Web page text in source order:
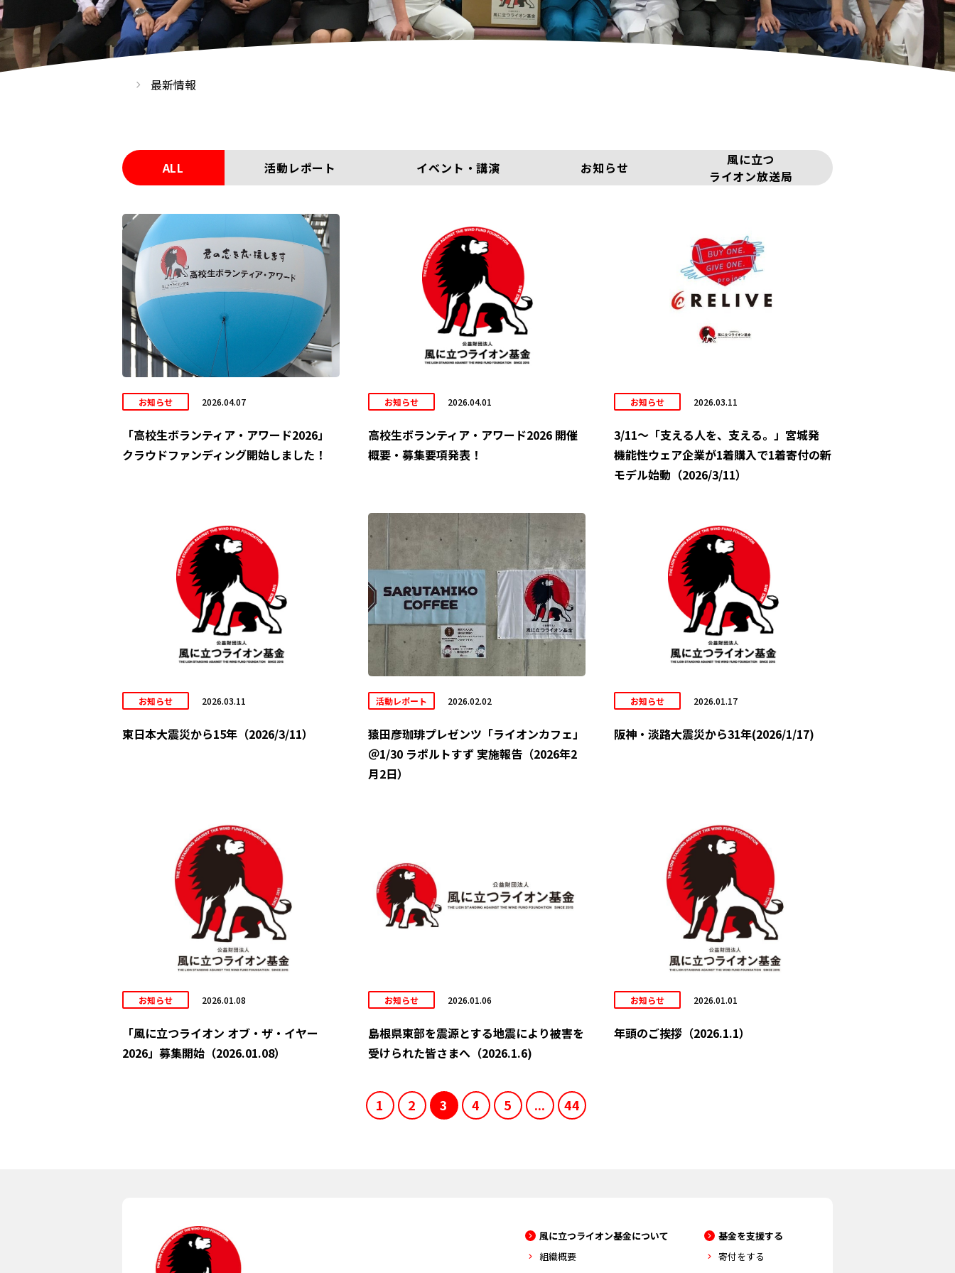
最新情報
ALL 活動レポート イベント・講演 お知らせ
風に立つ
ライオン放送局
お知らせ 2026.04.07
「高校生ボランティア・アワード2026」
クラウドファンディング開始しました！
お知らせ 2026.04.01
高校生ボランティア・アワード2026 開催
概要・募集要項発表！
お知らせ 2026.03.11
3/11～「支える人を、支える。」宮城発
機能性ウェア企業が1着購入で1着寄付の新
モデル始動（2026/3/11）
お知らせ 2026.03.11
東日本大震災から15年（2026/3/11）
活動レポート 2026.02.02
猿田彦珈琲プレゼンツ「ライオンカフェ」
＠1/30 ラポルトすず 実施報告（2026年2
月2日）
お知らせ 2026.01.17
阪神・淡路大震災から31年(2026/1/17)
お知らせ 2026.01.08
「風に立つライオン オブ・ザ・イヤー
2026」募集開始（2026.01.08）
お知らせ 2026.01.06
島根県東部を震源とする地震により被害を
受けられた皆さまへ（2026.1.6)
お知らせ 2026.01.01
年頭のご挨拶（2026.1.1）
1 2 3 4 5 ... 44
風に立つライオン基金について
組織概要
基金を支援する
寄付をする